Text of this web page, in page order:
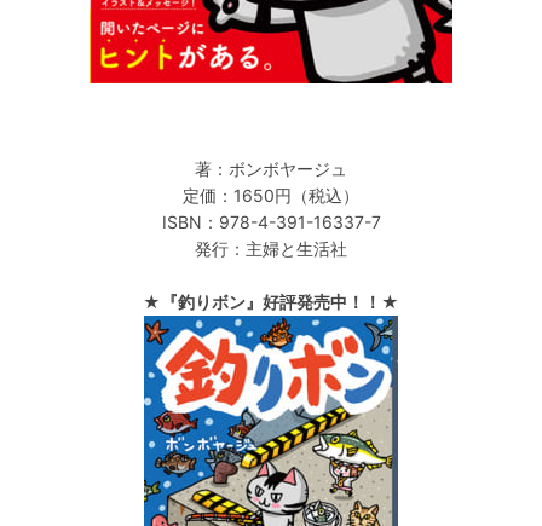
著：ボンボヤージュ
定価：1650円（税込）
ISBN：978-4-391-16337-7
発行：主婦と生活社
★『釣りボン』好評発売中！！★